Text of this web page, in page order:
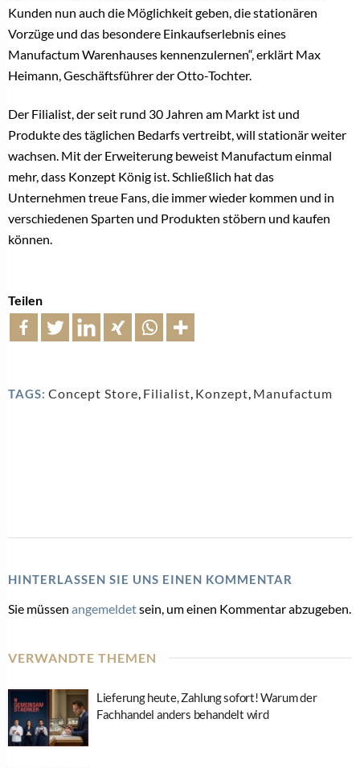
Kunden nun auch die Möglichkeit geben, die stationären
Vorzüge und das besondere Einkaufserlebnis eines
Manufactum Warenhauses kennenzulernen“, erklärt Max
Heimann, Geschäftsführer der Otto-Tochter.
Der Filialist, der seit rund 30 Jahren am Markt ist und
Produkte des täglichen Bedarfs vertreibt, will stationär weiter
wachsen. Mit der Erweiterung beweist Manufactum einmal
mehr, dass Konzept König ist. Schließlich hat das
Unternehmen treue Fans, die immer wieder kommen und in
verschiedenen Sparten und Produkten stöbern und kaufen
können.
Teilen
TAGS: Concept Store, Filialist, Konzept, Manufactum
HINTERLASSEN SIE UNS EINEN KOMMENTAR
Sie müssen angemeldetsein, um einen Kommentar abzugeben.
VERWANDTE THEMEN
Lieferung heute, Zahlung sofort! Warum der
Fachhandel anders behandelt wird